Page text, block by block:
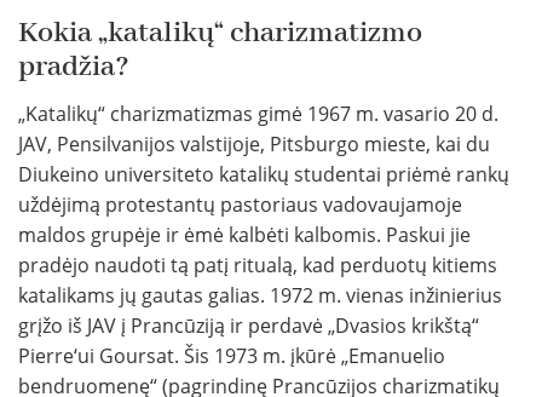
Kokia „katalikų“ charizmatizmo
pradžia?
„Katalikų“ charizmatizmas gimė 1967 m. vasario 20 d.
JAV, Pensilvanijos valstijoje, Pitsburgo mieste, kai du
Diukeino universiteto katalikų studentai priėmė rankų
uždėjimą protestantų pastoriaus vadovaujamoje
maldos grupėje ir ėmė kalbėti kalbomis. Paskui jie
pradėjo naudoti tą patį ritualą, kad perduotų kitiems
katalikams jų gautas galias. 1972 m. vienas inžinierius
grįžo iš JAV į Prancūziją ir perdavė „Dvasios krikštą“
Pierre‘ui Goursat. Šis 1973 m. įkūrė „Emanuelio
bendruomenę“ (pagrindinę Prancūzijos charizmatikų